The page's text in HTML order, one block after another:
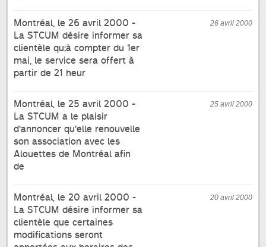
26 avril 2000
Montréal, le 26 avril 2000 -
La STCUM désire informer sa
clientèle qu;à compter du 1er
mai, le service sera offert à
partir de 21 heur
25 avril 2000
Montréal, le 25 avril 2000 -
La STCUM a le plaisir
d'annoncer qu'elle renouvelle
son association avec les
Alouettes de Montréal afin
de
20 avril 2000
Montréal, le 20 avril 2000 -
La STCUM désire informer sa
clientèle que certaines
modifications seront